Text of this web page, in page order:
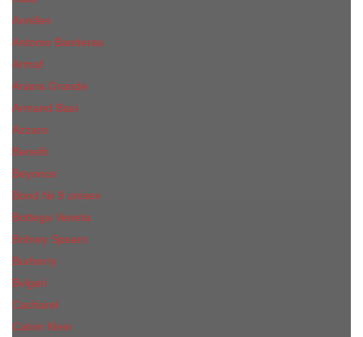
Annifen
Antonio Banderas
Armaf
Ariana Grande
Armand Basi
Azzaro
Benefit
Beyonce
Bond № 9 unisex
Bottega Veneta
Britney Spears
Burberry
Bvlgari
Cacharel
Calvin Klein